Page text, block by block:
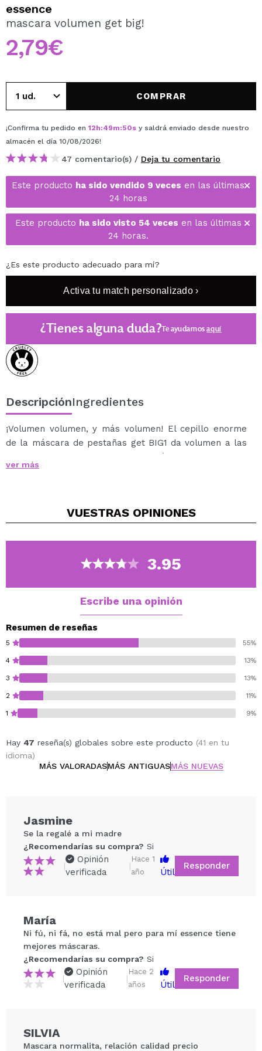
Al crear una cuenta en Maquillalia.com podrás realizar
tus compras rápidamente, revisar el estado de tus
pedidos y consultar tus operaciones anteriores.
CREAR CUENTA
essence
mascara volumen get big!
2,79€
COMPRAR
¡Confirma tu pedido en 12h:49m:50s y saldrá enviado desde nuestro
almacén el día 10/08/2026!
47 comentario(s) / Deja tu comentario
Este producto ha sido vendido 9 veces en las últimas
24 horas
Este producto ha sido visto 54 veces en las últimas
24 horas.
¿Es este producto adecuado para mí?
Activa tu match personalizado ›
¿Tienes alguna duda?Te ayudamosaquí
DescripciónIngredientes
¡Volumen volumen, y más volumen! El cepillo enorme
de la máscara de pestañas get BIG1 da volumen a las
pestañas, llegando incluso a las más cortas. ¡No hace
grumos, es una máscara ligera para un look super
ver más
VUESTRAS OPINIONES
3.95
Escribe una opinión
Resumen de reseñas
5 55%
4 13%
3 13%
2 11%
1 9%
Hay 47 reseña(s) globales sobre este producto (41 en tu
idioma)
MÁS VALORADASMÁS ANTIGUASMÁS NUEVAS
Compartir un vídeo o una foto
Tu vídeo podría ser el primero. Imagínatelo...
¿Recomendarías su compra? Si No
Jasmine
Se la regalé a mi madre
¿Recomendarías su compra? Si
|
Opinión
verificada
|
Hace 1
año
Útil
Responder
María
Ni fú, ni fá, no está mal pero para mí essence tiene
mejores máscaras.
¿Recomendarías su compra? Si
|
Opinión
verificada
|
Hace 2
años
Útil
Responder
SILVIA
Mascara normalita, relación calidad precio